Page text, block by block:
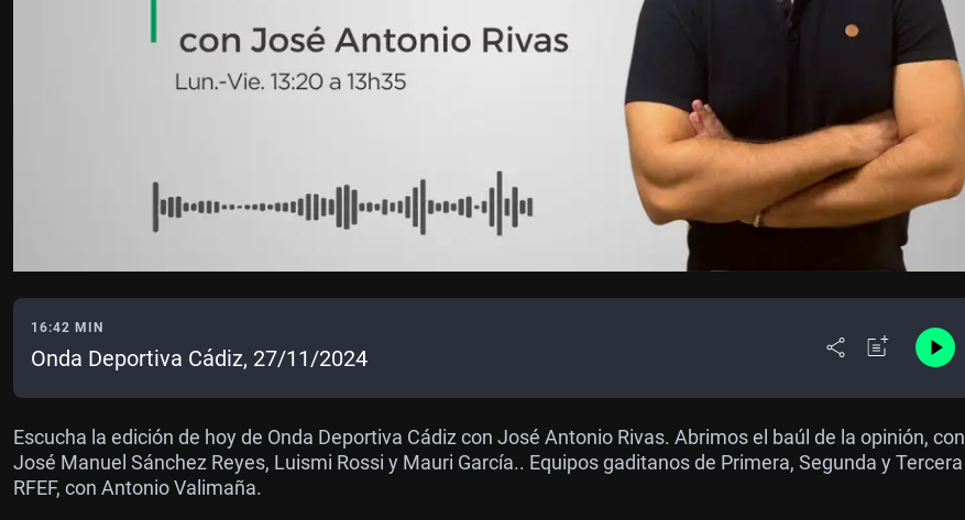
16:42 MIN
Onda Deportiva Cádiz, 27/11/2024
Escucha la edición de hoy de Onda Deportiva Cádiz con José Antonio Rivas. Abrimos el baúl de la opinión, con
José Manuel Sánchez Reyes, Luismi Rossi y Mauri García.. Equipos gaditanos de Primera, Segunda y Tercera
RFEF, con Antonio Valimaña.